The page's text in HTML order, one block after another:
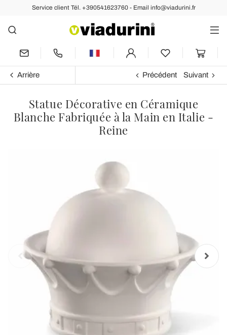
Service client Tél. +390541623760 - Email info@viadurini.fr
Arrière Précédent Suivant
Statue Décorative en Céramique
Blanche Fabriquée à la Main en Italie -
Reine